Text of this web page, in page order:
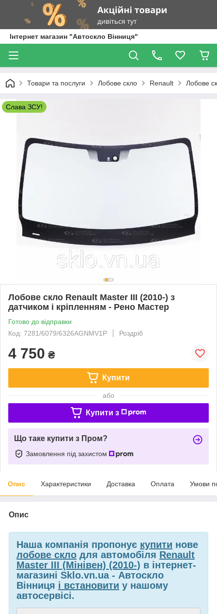
Інтернет магазин "Автоскло Вінниця"
Товари та послуги Лобове скло Renault Лобове
Слава ЗСУ!
Лобове скло Renault Master III (2010-) з
датчиком і кріпленням - Рено Мастер
Готово до відправки
Код: 7281/6079/6326AGNMV1P
Роздріб
4 750 ₴
Купити
або
Купити з
Що таке купити з Пром?
Замовлення під захистом
Опис Характеристики Доставка Оплата Умови
Опис
Наша компанія пропонує купити нове
лобове скло для автомобіля Renault
Master III (Мінівен) (2010-) в інтернет-
магазині Sklo.vn.ua - Автоскло
Вінниця і встановити у нашому
автосервісі.